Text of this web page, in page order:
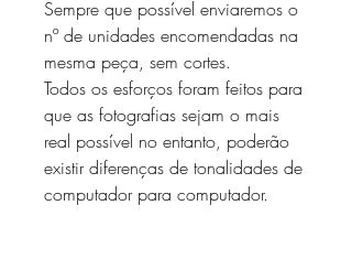
Sempre que possível enviaremos o
nº de unidades encomendadas na
mesma peça, sem cortes.
Todos os esforços foram feitos para
que as fotografias sejam o mais
real possível no entanto, poderão
existir diferenças de tonalidades de
computador para computador.